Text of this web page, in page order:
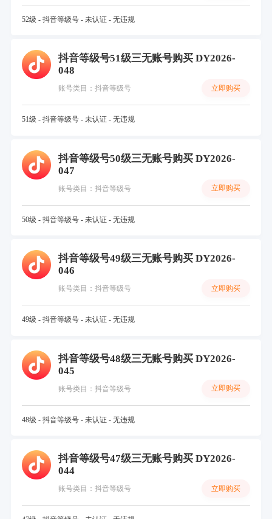
52级 - 抖音等级号 - 未认证 - 无违规
抖音等级号51级三无账号购买 DY2026-
048
账号类目：抖音等级号 立即购买
51级 - 抖音等级号 - 未认证 - 无违规
抖音等级号50级三无账号购买 DY2026-
047
账号类目：抖音等级号 立即购买
50级 - 抖音等级号 - 未认证 - 无违规
抖音等级号49级三无账号购买 DY2026-
046
账号类目：抖音等级号 立即购买
49级 - 抖音等级号 - 未认证 - 无违规
抖音等级号48级三无账号购买 DY2026-
045
账号类目：抖音等级号 立即购买
48级 - 抖音等级号 - 未认证 - 无违规
抖音等级号47级三无账号购买 DY2026-
044
账号类目：抖音等级号 立即购买